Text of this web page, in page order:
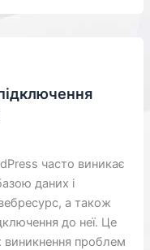
часто виникає
даних і
а також
до неї. Це
виникнення проблем